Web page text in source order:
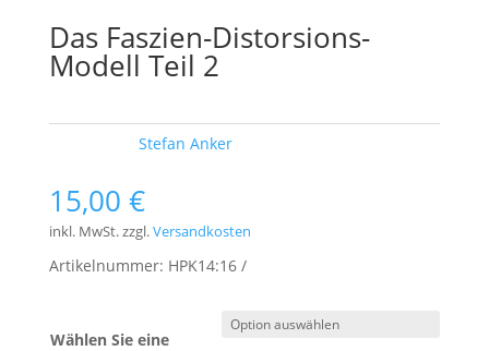
Das Faszien-Distorsions-
Modell Teil 2
Stefan Anker
15,00 €
inkl. MwSt.zzgl.Versandkosten
Artikelnummer: HPK14:16
Wählen Sie eine